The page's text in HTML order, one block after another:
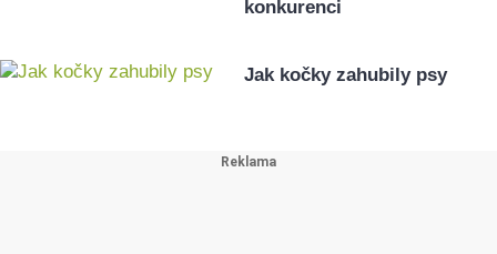
konkurenci
Jak kočky zahubily psy